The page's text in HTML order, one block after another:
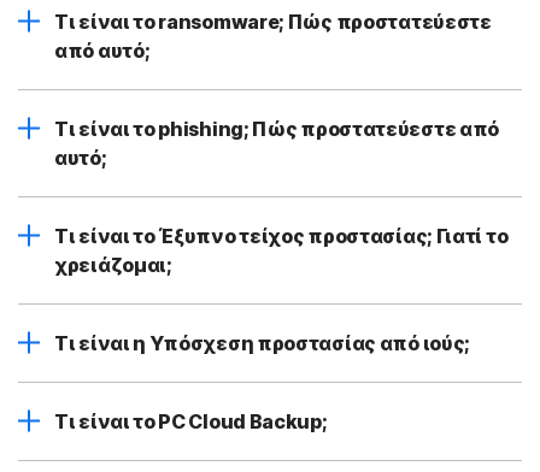
Τι είναι το ransomware; Πώς προστατεύεστε
από αυτό;
Τι είναι το phishing; Πώς προστατεύεστε από
αυτό;
Τι είναι το Έξυπνο τείχος προστασίας; Γιατί το
χρειάζομαι;
Τι είναι η Υπόσχεση προστασίας από ιούς;
Τι είναι το PC Cloud Backup;